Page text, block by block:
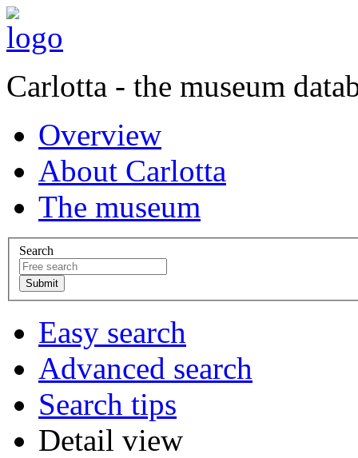
Carlotta - the museum
Overview
About Carlotta
The museum
Search
Easy search
Advanced search
Search tips
Detail view